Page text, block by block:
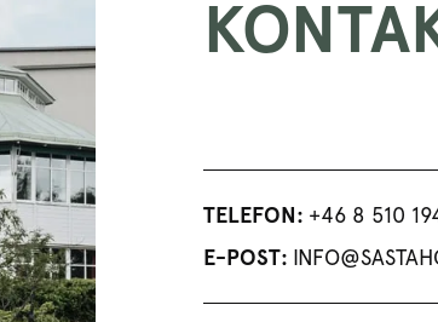
TELEFON: +46 8 510
E-POST: